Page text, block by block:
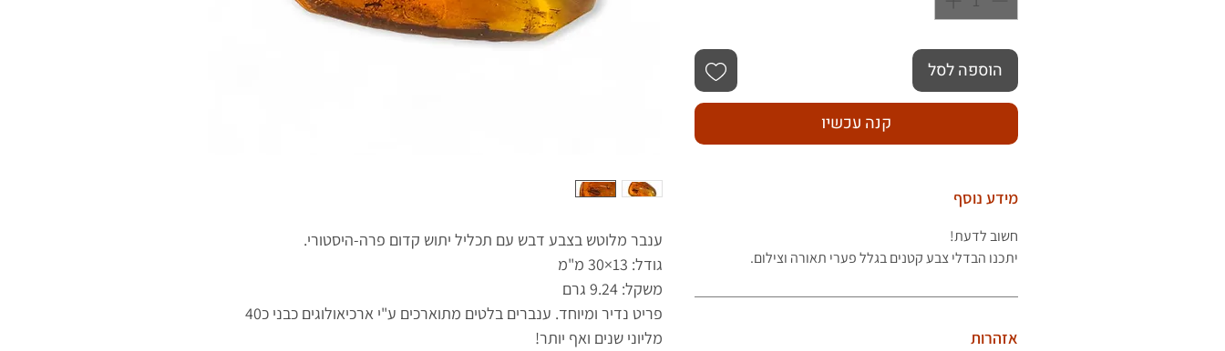
ענבר מלוטש בצבע דבש עם תכליל יתוש קדום פרה-היסטורי.
גודל: 13×30 מ"מ
משקל: 9.24 גרם
פריט נדיר ומיוחד. ענברים בלטים מתוארכים ע"י ארכיאולוגים כבני כ40
מליוני שנים ואף יותר!
הוספה לסל
קנה עכשיו
מידע נוסף
חשוב לדעת!
יתכנו הבדלי צבע קטנים בגלל פערי תאורה וצילום.
אזהרות